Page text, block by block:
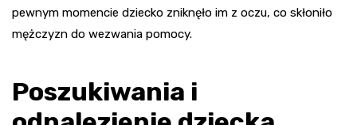
pewnym momencie dziecko zniknęło im z oczu, co skłoniło
mężczyzn do wezwania pomocy.
Poszukiwania i